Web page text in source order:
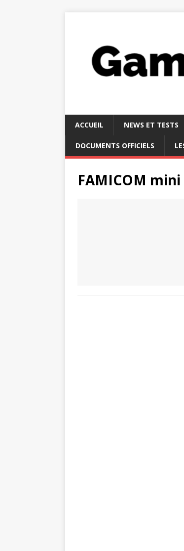
ACCUEIL NEWS ET TESTS
DOCUMENTS OFFICIELS
FAMICOM mini